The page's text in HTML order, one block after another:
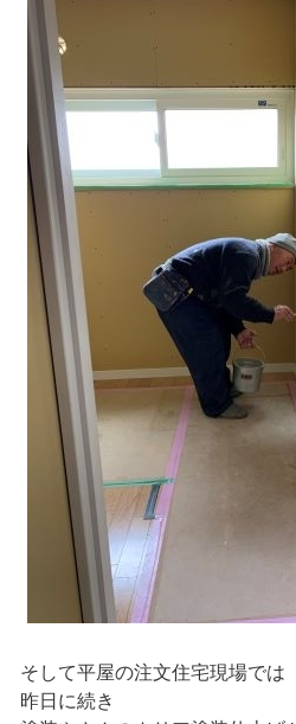
そして平屋の注文住宅現場では
昨日に続き